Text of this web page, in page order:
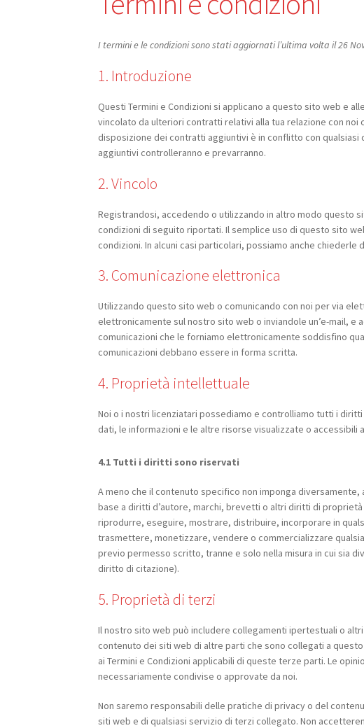
I termini e le condizioni sono stati aggiornati l’ultima volta il 26
1. Introduzione
Questi Termini e Condizioni si applicano a questo sito web e
vincolato da ulteriori contratti relativi alla tua relazione con
disposizione dei contratti aggiuntivi è in conflitto con
aggiuntivi controlleranno e prevarranno.
2. Vincolo
Registrandosi, accedendo o utilizzando in altro modo questo
condizioni di seguito riportati. Il semplice uso di questo sito
condizioni. In alcuni casi particolari, possiamo anche chiederle
3. Comunicazione elettronica
Utilizzando questo sito web o comunicando con noi per via
elettronicamente sul nostro sito web o inviandole un’e-mail,
comunicazioni che le forniamo elettronicamente soddisfino
comunicazioni debbano essere in forma scritta.
4. Proprietà intellettuale
Noi o i nostri licenziatari possediamo e controlliamo tutti i
dati, le informazioni e le altre risorse visualizzate o accessibili
4.1 Tutti i diritti sono riservati
A meno che il contenuto specifico non imponga
base a diritti d’autore, marchi, brevetti o altri diritti di
riprodurre, eseguire, mostrare, distribuire, incorporare in
trasmettere, monetizzare, vendere o commercializzare
previo permesso scritto, tranne e solo nella misura in cui sia
diritto di citazione).
5. Proprietà di terzi
Il nostro sito web può includere collegamenti ipertestuali o
contenuto dei siti web di altre parti che sono collegati a
ai Termini e Condizioni applicabili di queste terze parti. Le
necessariamente condivise o approvate da noi.
Non saremo responsabili delle pratiche di privacy o del
siti web e di qualsiasi servizio di terzi collegato. Non